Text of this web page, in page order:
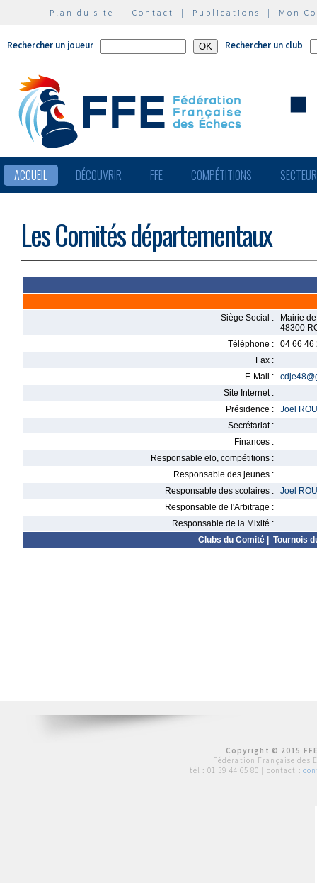
Plan du site | Contact | Publications | Mon
Rechercher un joueur Rechercher un club
ACCUEIL DÉCOUVRIR FFE COMPÉTITIONS
Les Comités départementaux
Siège Social :
Mairie
48300
Téléphone :
04 66 46
Fax :
E-Mail :
Site Internet :
Présidence :
Joel
Secrétariat :
Finances :
Responsable elo, compétitions :
Responsable des jeunes :
Responsable des scolaires :
Joel
Responsable de l'Arbitrage :
Responsable de la Mixité :
Clubs du Comité| Tournois
Copyright © 2015
Fédération Française des
tél : 01 39 44 65 80 | contact :